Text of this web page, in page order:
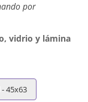
por
vidrio y lámina
45x63